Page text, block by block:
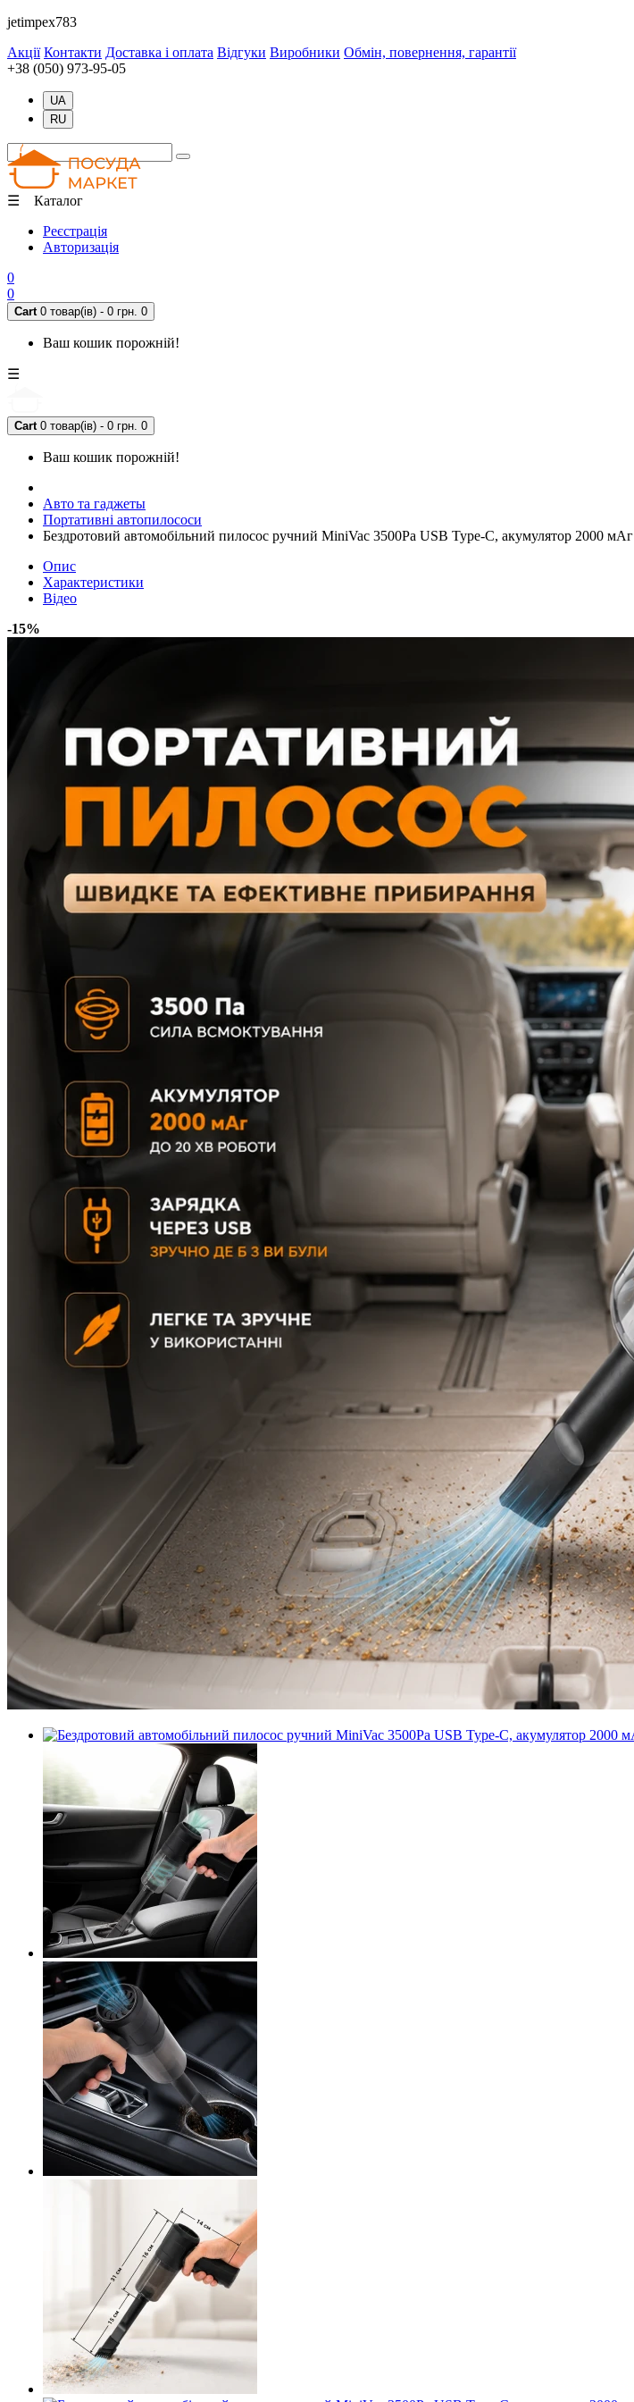
jetimpex783
Акції Контакти Доставка і оплата Відгуки Виробники Обмін, повернення, гарантії
+38 (050) 973-95-05
UA
RU
☰ Каталог
Реєстрація
Авторизація
0
0
Cart 0 товар(ів) - 0 грн. 0
Ваш кошик порожній!
☰
Cart 0 товар(ів) - 0 грн. 0
Ваш кошик порожній!
Авто та гаджеты
Портативні автопилососи
Бездротовий автомобільний пилосос ручний MiniVac 3500Pa USB Type-C, акумулятор 2000 мАг
Опис
Характеристики
Відео
-15%